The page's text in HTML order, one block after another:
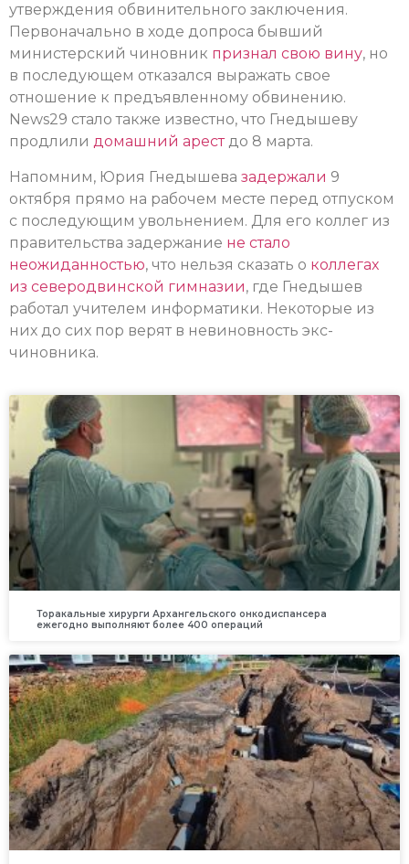
утверждения обвинительного заключения.
Первоначально в ходе допроса бывший
министерский чиновник признал свою вину, но
в последующем отказался выражать свое
отношение к предъявленному обвинению.
News29 стало также известно, что Гнедышеву
продлили домашний арестдо 8 марта.
Напомним, Юрия Гнедышева задержали 9
октября прямо на рабочем месте перед отпуском
с последующим увольнением. Для его коллег из
правительства задержание не стало
неожиданностью, что нельзя сказать о коллегах
из северодвинской гимназии, где Гнедышев
работал учителем информатики. Некоторые из
них до сих пор верят в невиновность экс-
чиновника.
Торакальные хирурги Архангельского онкодиспансера
ежегодно выполняют более 400 операций